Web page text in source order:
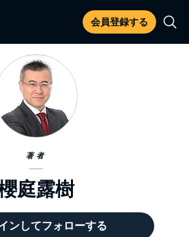
会員登録する
著者
庭露樹
ンしてフォローする